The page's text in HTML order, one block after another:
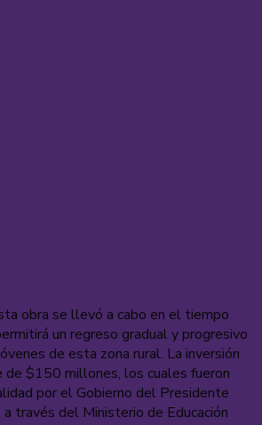
obra se llevó a cabo en el tiempo
un regreso gradual y progresivo
de esta zona rural. La inversión
$150 millones, los cuales fueron
por el Gobierno del Presidente
a través del Ministerio de Educación